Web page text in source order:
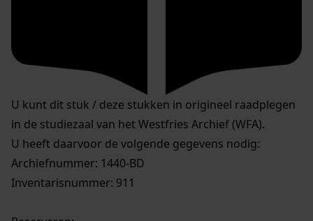
U kunt dit stuk / deze stukken in origineel raadplegen
in de studiezaal van het Westfries Archief (WFA).
U heeft daarvoor de volgende gegevens nodig:
Archiefnummer: 1440-BD
Inventarisnummer: 911